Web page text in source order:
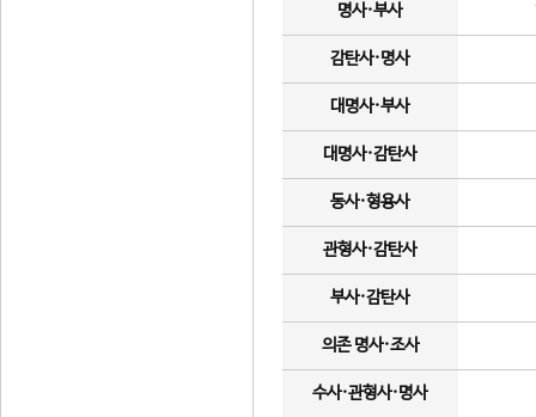
명사·부사
감탄사·명사
대명사·부사
대명사·감탄사
동사·형용사
관형사·감탄사
부사·감탄사
의존 명사·조사
수사·관형사·명사